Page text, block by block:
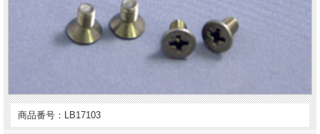
商品番号：LB17103